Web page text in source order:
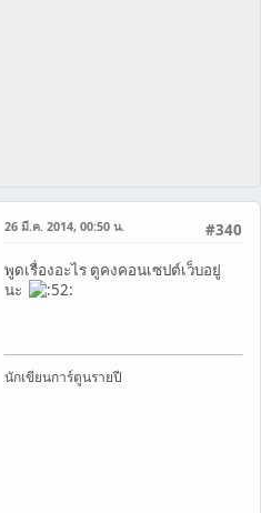
#340
26 มี.ค. 2014, 00:50 น.
พูดเรื่องอะไร ตูคงคอนเซปต์เว็บอยู่
นะ
นักเขียนการ์ตูนรายปี